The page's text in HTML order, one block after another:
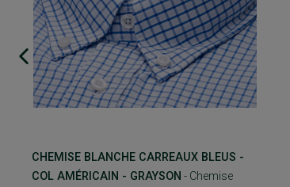
CHEMISE BLANCHE CARREAUX BLEUS -
COL AMÉRICAIN - GRAYSON - Chemise